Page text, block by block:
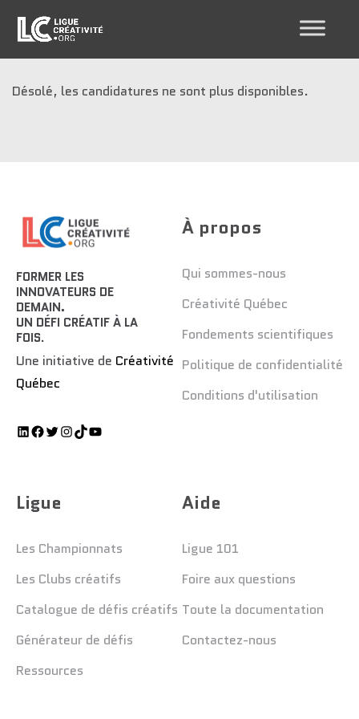
Désolé, les candidatures ne sont plus disponibles.
FORMER LES
INNOVATEURS DE
DEMAIN.
UN DÉFI CRÉATIF À LA
FOIS.
Une initiative de Créativité
Québec
À propos
Qui sommes-nous
Créativité Québec
Fondements scientifiques
Politique de confidentialité
Conditions d'utilisation
Ligue
Les Championnats
Les Clubs créatifs
Catalogue de défis créatifs
Générateur de défis
Ressources
Aide
Ligue 101
Foire aux questions
Toute la documentation
Contactez-nous